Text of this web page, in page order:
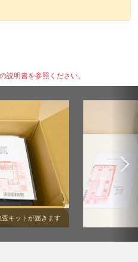
説明書を参照ください。
査キットが届きます